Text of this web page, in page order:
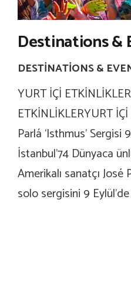
Destinations &
DESTINATIONS &
YURT İÇİ
ETKİNLİKLERYURT
Parlá ‘Isthmus’ Sergisi
İstanbul’74 Dünyaca
Amerikalı sanatçı José
solo sergisini 9